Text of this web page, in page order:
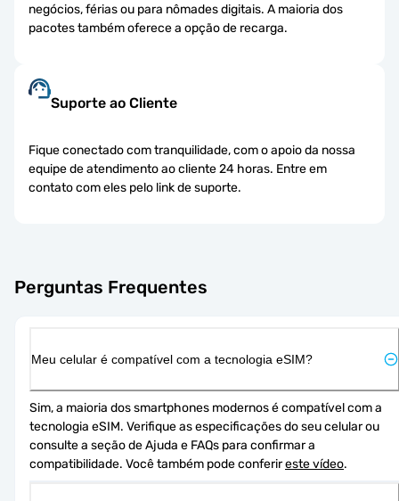
negócios, férias ou para nômades digitais. A maioria dos
pacotes também oferece a opção de recarga.
Suporte ao Cliente
Fique conectado com tranquilidade, com o apoio da nossa
equipe de atendimento ao cliente 24 horas. Entre em
contato com eles pelo link de suporte.
Perguntas Frequentes
Meu celular é compatível com a tecnologia eSIM?
Sim, a maioria dos smartphones modernos é compatível com a
tecnologia eSIM. Verifique as especificações do seu celular ou
consulte a seção de Ajuda e FAQs para confirmar a
compatibilidade. Você também pode conferir este vídeo.